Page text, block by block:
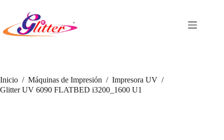
contenido
Inicio / Máquinas de Impresión / Impresora UV /
Glitter UV 6090 FLATBED i3200_1600 U1